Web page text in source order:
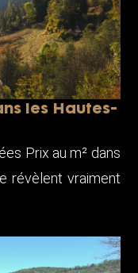
les Hautes-
Prix au m² dans
révèlent vraiment